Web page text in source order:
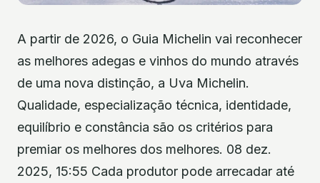
A partir de 2026, o Guia Michelin vai reconhecer
as melhores adegas e vinhos do mundo através
de uma nova distinção, a Uva Michelin.
Qualidade, especialização técnica, identidade,
equilíbrio e constância são os critérios para
premiar os melhores dos melhores. 08 dez.
2025, 15:55 Cada produtor pode arrecadar até